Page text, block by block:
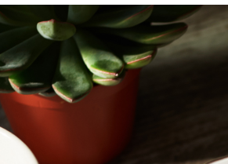
Anmelden
Register